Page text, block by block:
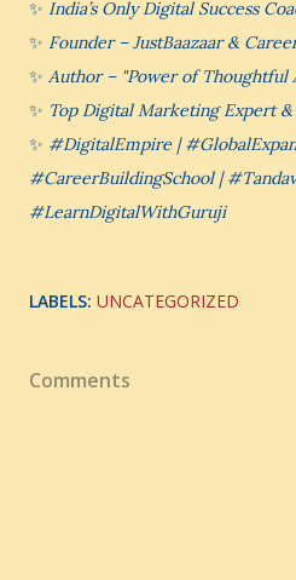
✨ India’s Only Digital Success
✨ Founder – JustBaazaar &
✨ Author – "Power of Thoughtful
✨ Top Digital Marketing Expert
✨ #DigitalEmpire |
#CareerBuildingSchool |
#LearnDigitalWithGuruji
LABELS: UNCATEGORIZED
Comments